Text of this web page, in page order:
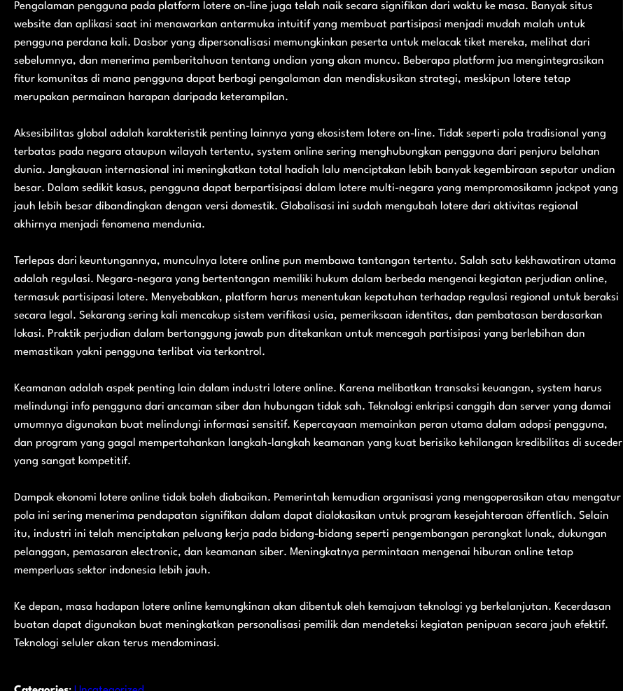
Pengalaman pengguna pada platform lotere on-line juga telah naik secara signifikan dari waktu ke masa. Banyak situs
website dan aplikasi saat ini menawarkan antarmuka intuitif yang membuat partisipasi menjadi mudah malah untuk
pengguna perdana kali. Dasbor yang dipersonalisasi memungkinkan peserta untuk melacak tiket mereka, melihat dari
sebelumnya, dan menerima pemberitahuan tentang undian yang akan muncu. Beberapa platform jua mengintegrasikan
fitur komunitas di mana pengguna dapat berbagi pengalaman dan mendiskusikan strategi, meskipun lotere tetap
merupakan permainan harapan daripada keterampilan.
Aksesibilitas global adalah karakteristik penting lainnya yang ekosistem lotere on-line. Tidak seperti pola tradisional yang
terbatas pada negara ataupun wilayah tertentu, system online sering menghubungkan pengguna dari penjuru belahan
dunia. Jangkauan internasional ini meningkatkan total hadiah lalu menciptakan lebih banyak kegembiraan seputar undian
besar. Dalam sedikit kasus, pengguna dapat berpartisipasi dalam lotere multi-negara yang mempromosikamn jackpot yang
jauh lebih besar dibandingkan dengan versi domestik. Globalisasi ini sudah mengubah lotere dari aktivitas regional
akhirnya menjadi fenomena mendunia.
Terlepas dari keuntungannya, munculnya lotere online pun membawa tantangan tertentu. Salah satu kekhawatiran utama
adalah regulasi. Negara-negara yang bertentangan memiliki hukum dalam berbeda mengenai kegiatan perjudian online,
termasuk partisipasi lotere. Menyebabkan, platform harus menentukan kepatuhan terhadap regulasi regional untuk beraksi
secara legal. Sekarang sering kali mencakup sistem verifikasi usia, pemeriksaan identitas, dan pembatasan berdasarkan
lokasi. Praktik perjudian dalam bertanggung jawab pun ditekankan untuk mencegah partisipasi yang berlebihan dan
memastikan yakni pengguna terlibat via terkontrol.
Keamanan adalah aspek penting lain dalam industri lotere online. Karena melibatkan transaksi keuangan, system harus
melindungi info pengguna dari ancaman siber dan hubungan tidak sah. Teknologi enkripsi canggih dan server yang damai
umumnya digunakan buat melindungi informasi sensitif. Kepercayaan memainkan peran utama dalam adopsi pengguna,
dan program yang gagal mempertahankan langkah-langkah keamanan yang kuat berisiko kehilangan kredibilitas di suceder
yang sangat kompetitif.
Dampak ekonomi lotere online tidak boleh diabaikan. Pemerintah kemudian organisasi yang mengoperasikan atau mengatur
pola ini sering menerima pendapatan signifikan dalam dapat dialokasikan untuk program kesejahteraan öffentlich. Selain
itu, industri ini telah menciptakan peluang kerja pada bidang-bidang seperti pengembangan perangkat lunak, dukungan
pelanggan, pemasaran electronic, dan keamanan siber. Meningkatnya permintaan mengenai hiburan online tetap
memperluas sektor indonesia lebih jauh.
Ke depan, masa hadapan lotere online kemungkinan akan dibentuk oleh kemajuan teknologi yg berkelanjutan. Kecerdasan
buatan dapat digunakan buat meningkatkan personalisasi pemilik dan mendeteksi kegiatan penipuan secara jauh efektif.
Teknologi seluler akan terus mendominasi.